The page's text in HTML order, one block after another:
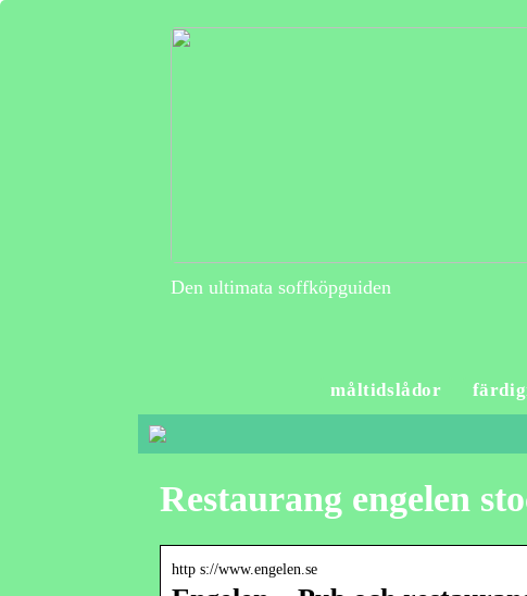
Den ultimata soffköpguiden
måltidslådor
Restaurang engelen
http s://www.engelen.se